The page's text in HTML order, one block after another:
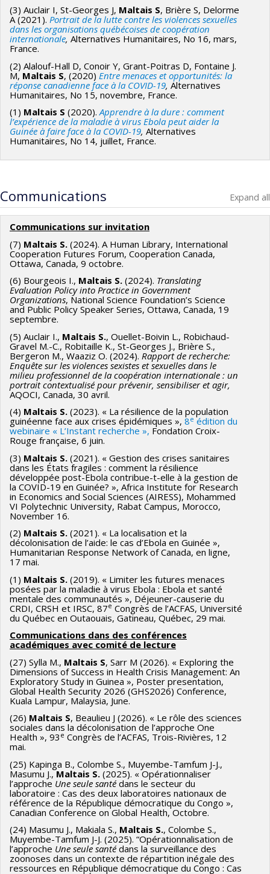
(3) Auclair I, St-Georges J, Maltais S, Brière S, Delorme
A (2021). Portrait de la lutte contre les violences sexuelles
dans les organisations québécoises de coopération
internationale, Alternatives Humanitaires, No 16, mars,
France.
(2) Alalouf-Hall D, Conoir Y, Grant-Poitras D, Fontaine J.
M, Maltais S, (2020) Entre menaces et opportunités: la
réponse canadienne face à la COVID-19, Alternatives
Humanitaires, No 15, novembre, France.
(1) Maltais S (2020).Apprendre à la dure : comment
l’expérience de la maladie à virus Ebola peut aider la
Guinée à faire face à la COVID-19, Alternatives
Humanitaires, No 14, juillet, France.
Communications Expand all
Communications sur invitation
(7) Maltais S. (2024). A Human Library, International
Cooperation Futures Forum, Cooperation Canada,
Ottawa, Canada, 9 octobre.
(6) Bourgeois I., Maltais S. (2024). Translating
Evaluation Policy into Practice in Government
Organizations, National Science Foundation’s Science
and Public Policy Speaker Series, Ottawa, Canada, 19
septembre.
(5) Auclair I., Maltais S., Ouellet-Boivin L., Robichaud-
Gravel M.-C., Robitaille K., St-Georges J., Brière S.,
Bergeron M., Waaziz O. (2024). Rapport de recherche:
Enquête sur les violences sexistes et sexuelles dans le
milieu professionnel de la coopération internationale : un
portrait contextualisé pour prévenir, sensibiliser et agir,
AQOCI, Canada, 30 avril.
(4) Maltais S. (2023). « La résilience de la population
guinéenne face aux crises épidémiques », 8e édition du
webinaire « L’Instant recherche », Fondation Croix-
Rouge française, 6 juin.
(3) Maltais S. (2021). « Gestion des crises sanitaires
dans les États fragiles : comment la résilience
développée post-Ebola contribue-t-elle à la gestion de
la COVID-19 en Guinée? », Africa Institute for Research
in Economics and Social Sciences (AIRESS), Mohammed
VI Polytechnic University, Rabat Campus, Morocco,
November 16.
(2) Maltais S. (2021). « La localisation et la
décolonisation de l’aide: le cas d’Ebola en Guinée »,
Humanitarian Response Network of Canada, en ligne,
17 mai.
(1) Maltais S. (2019). « Limiter les futures menaces
posées par la maladie à virus Ebola : Ebola et santé
mentale des communautés », Déjeuner-causerie du
CRDI, CRSH et IRSC, 87e Congrès de l’ACFAS, Université
du Québec en Outaouais, Gatineau, Québec, 29 mai.
Communications dans des conférences
académiques avec comité de lecture
(27) Sylla M., Maltais S, Sarr M (2026). « Exploring the
Dimensions of Success in Health Crisis Management: An
Exploratory Study in Guinea », Poster presentation,
Global Health Security 2026 (GHS2026) Conference,
Kuala Lampur, Malaysia, June.
(26) Maltais S, Beaulieu J (2026). « Le rôle des sciences
sociales dans la décolonisation de l’approche One
Health », 93 e Congrès de l’ACFAS, Trois-Rivières, 12
mai.
(25) Kapinga B., Colombe S., Muyembe-Tamfum J-J.,
Masumu J.,Maltais S. (2025). « Opérationnaliser
l’approche Une seule santé dans le secteur du
laboratoire : Cas des deux laboratoires nationaux de
référence de la République démocratique du Congo »,
Canadian Conference on Global Health, Octobre.
(24) Masumu J., Makiala S., Maltais S., Colombe S.,
Muyembe-Tamfum J-J. (2025). “Opérationnalisation de
l’approche Une seule santé dans la surveillance des
zoonoses dans un contexte de répartition inégale des
ressources en République démocratique du Congo : Cas